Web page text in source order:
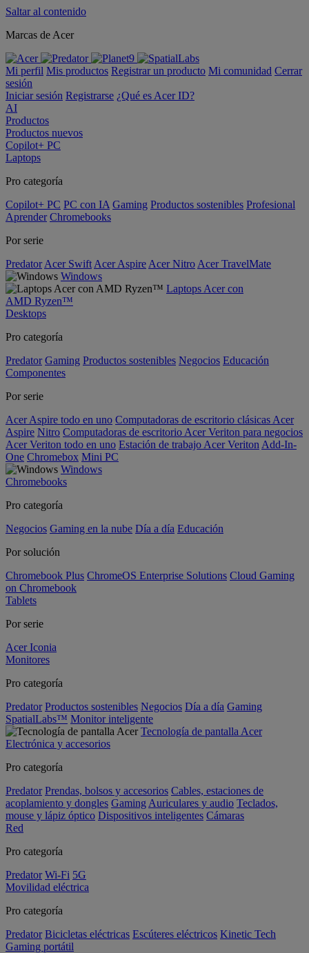
Saltar al contenido
Marcas de Acer
Mi perfil Mis productos Registrar un producto Mi comunidad Cerrar
sesión
Iniciar sesión Registrarse ¿Qué es Acer ID?
AI
Productos
Productos nuevos
Copilot+ PC
Laptops
Pro categoría
Copilot+ PC PC con IA Gaming Productos sostenibles Profesional
Aprender Chromebooks
Por serie
Predator Acer Swift Acer Aspire Acer Nitro Acer TravelMate
Windows
Laptops Acer con
AMD Ryzen™
Desktops
Pro categoría
Predator Gaming Productos sostenibles Negocios Educación
Componentes
Por serie
Acer Aspire todo en uno Computadoras de escritorio clásicas Acer
Aspire Nitro Computadoras de escritorio Acer Veriton para negocios
Acer Veriton todo en uno Estación de trabajo Acer Veriton Add-In-
One Chromebox Mini PC
Windows
Chromebooks
Pro categoría
Negocios Gaming en la nube Día a día Educación
Por solución
Chromebook Plus ChromeOS Enterprise Solutions Cloud Gaming
on Chromebook
Tablets
Por serie
Acer Iconia
Monitores
Pro categoría
Predator Productos sostenibles Negocios Día a día Gaming
SpatialLabs™ Monitor inteligente
Tecnología de pantalla Acer
Electrónica y accesorios
Pro categoría
Predator Prendas, bolsos y accesorios Cables, estaciones de
acoplamiento y dongles Gaming Auriculares y audio Teclados,
mouse y lápiz óptico Dispositivos inteligentes Cámaras
Red
Pro categoría
Predator Wi-Fi 5G
Movilidad eléctrica
Pro categoría
Predator Bicicletas eléctricas Escúteres eléctricos Kinetic Tech
Gaming portátil